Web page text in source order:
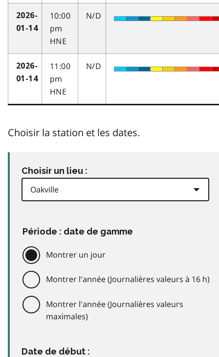
2026-
01-14
10:00
pm
HNE
N/D
2026-
01-14
11:00
pm
HNE
N/D
Choisir la station et les dates.
Choisir un lieu :
Période : date de gamme
Montrer un jour
Montrer l'année (Journalières valeurs à 16 h)
Montrer l'année (Journalières valeurs
maximales)
Date de début :